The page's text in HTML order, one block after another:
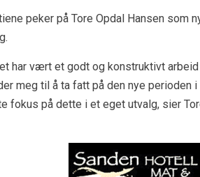
peker på Tore Opdal Hansen som
har vært et godt og konstruktivt
meg til å ta fatt på den nye perioden
fokus på dette i et eget utvalg, sier